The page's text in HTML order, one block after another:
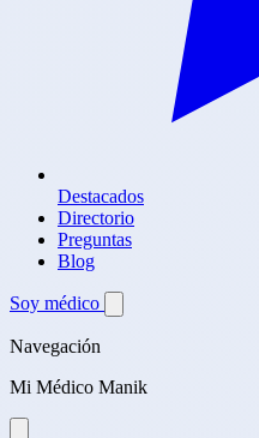
Destacados
Directorio
Preguntas
Blog
Soy médico
Navegación
Mi Médico Manik